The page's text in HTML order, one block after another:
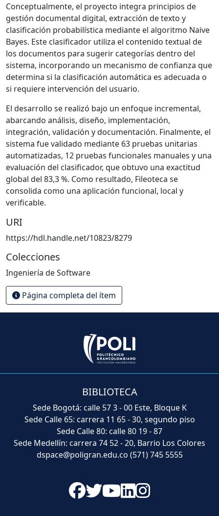
Conceptualmente, el proyecto integra principios de
gestión documental digital, extracción de texto y
clasificación probabilística mediante el algoritmo Naive
Bayes. Este clasificador utiliza el contenido textual de
los documentos para sugerir categorías dentro del
sistema, incorporando un mecanismo de confianza que
determina si la clasificación automática es adecuada o
si requiere intervención del usuario.
El desarrollo se realizó bajo un enfoque incremental,
abarcando análisis, diseño, implementación,
integración, validación y documentación. Finalmente, el
sistema fue validado mediante 63 pruebas unitarias
automatizadas, 12 pruebas funcionales manuales y una
evaluación del clasificador, que obtuvo una exactitud
global del 83,3 %. Como resultado, Fileoteca se
consolida como una aplicación funcional, local y
verificable.
URI
https://hdl.handle.net/10823/8279
Colecciones
Ingeniería de Software
Página completa del ítem
BIBLIOTECA
Sede Bogotá: calle 57 3 - 00 Este, Bloque K
Sede Calle 65: carrera 11 65 - 30, segundo piso
Sede Calle 80: calle 80 19 - 87
Sede Medellín: carrera 74 52 - 20, Barrio Los Colores
dspace@poligran.edu.co (571) 745 5555